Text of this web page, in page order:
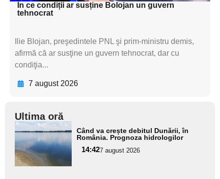
În ce condiții ar susține Bolojan un guvern
tehnocrat
Ilie Blojan, preşedintele PNL şi prim-ministru demis,
afirmă că ar susţine un guvern tehnocrat, dar cu
condiţia...
7 august 2026
Ultima oră
Adaugă
aici textul
pentru
subtitlu
Când va crește debitul Dunării, în
România. Prognoza hidrologilor
14:427 august 2026